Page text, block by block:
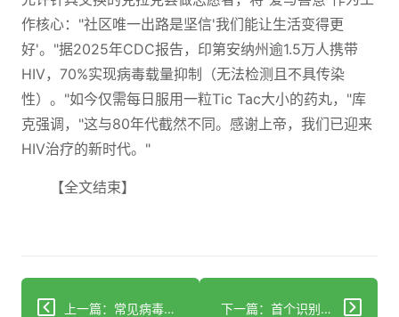
作核心："社区唯一出路是坚信'我们能让生活变得更
好'。"据2025年CDC报告，印第安纳州逾1.5万人携带
HIV，70%实现病毒载量抑制（无法检测且不具传染
性）。"如今仅需每日服用一粒Tic Tac大小的药丸，"库
克强调，"这与80年代截然不同。感谢上帝，我们已迎来
HIV治疗的新时代。"
【全文结束】
上一篇：常见病毒感染如流感和带状疱疹可增加心脏病发作和中风风险 分析发现 下一篇：首个识别"坏"胆固醇升高遗传风险人群的资源创建完成